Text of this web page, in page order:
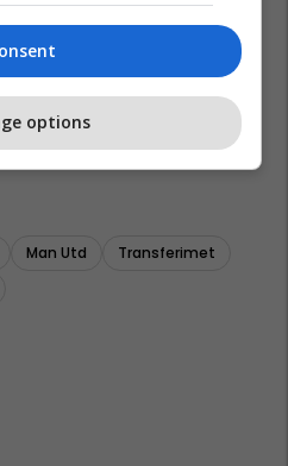
Man Utd
Transferimet
options